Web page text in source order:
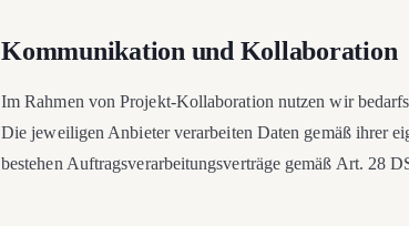
Kommunikation und Kollaboration
Im Rahmen von Projekt-Kollaboration nutzen wir
Die jeweiligen Anbieter verarbeiten Daten gemäß ihrer
bestehen Auftragsverarbeitungsverträge gemäß Art. 28